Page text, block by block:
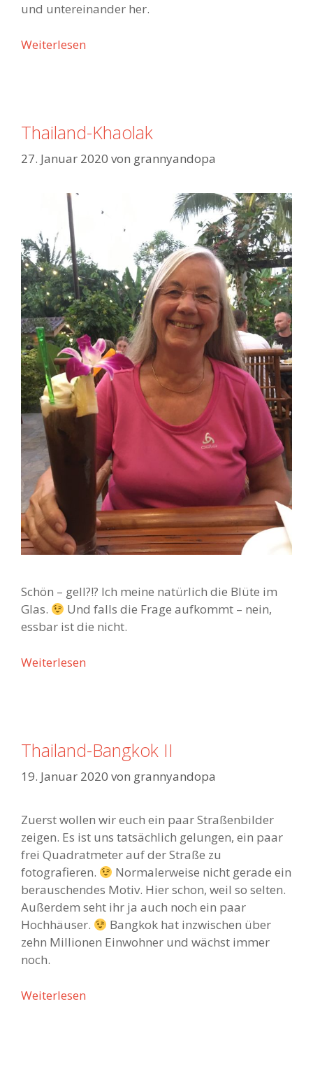
und untereinander her.
Weiterlesen
a
d
a
n
g
Thailand-Khaolak
27. Januar 2020 von grannyandopa
Schön – gell?!? Ich meine natürlich die Blüte im
Glas.
Und falls die Frage aufkommt – nein,
essbar ist die nicht.
Weiterlesen
a
d
K
h
a
o
l
a
k
Thailand-Bangkok II
19. Januar 2020 von grannyandopa
Zuerst wollen wir euch ein paar Straßenbilder
zeigen. Es ist uns tatsächlich gelungen, ein paar
frei Quadratmeter auf der Straße zu
fotografieren.
Normalerweise nicht gerade ein
berauschendes Motiv. Hier schon, weil so selten.
Außerdem seht ihr ja auch noch ein paar
Hochhäuser.
Bangkok hat inzwischen über
zehn Millionen Einwohner und wächst immer
noch.
Weiterlesen